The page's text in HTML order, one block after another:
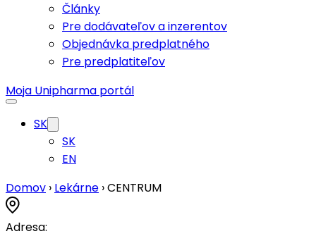
Články
Pre dodávateľov a inzerentov
Objednávka predplatného
Pre predplatiteľov
Moja Unipharma portál
SK
SK
EN
Domov › Lekárne ›CENTRUM
Adresa: